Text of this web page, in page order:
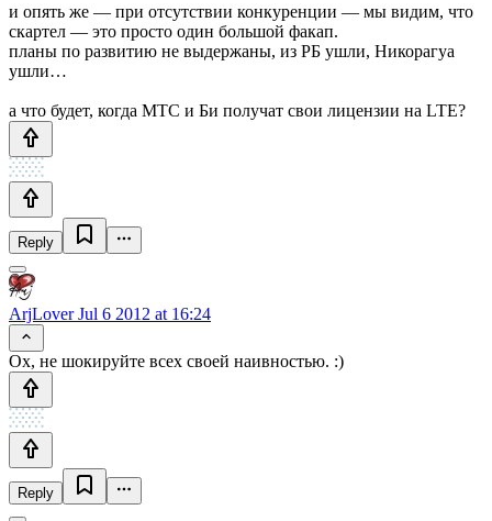
и опять же — при отсутствии конкуренции — мы видим, что
скартел — это просто один большой факап.
планы по развитию не выдержаны, из РБ ушли, Никорагуа
ушли…
а что будет, когда МТС и Би получат свои лицензии на LTE?
Reply
ArjLoverJul 6 2012 at 16:24
Ох, не шокируйте всех своей наивностью. :)
Reply